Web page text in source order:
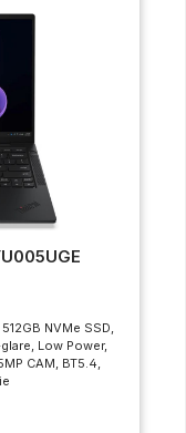
NVMe SSD,
Low Power,
CAM, BT5.4,